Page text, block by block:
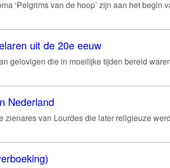
‘Pelgrims van de hoop’ zijn aan het begin
uit de 20e eeuw
gelovigen die in moeilijke tijden bereid
Nederland
van Lourdes die later religieuze